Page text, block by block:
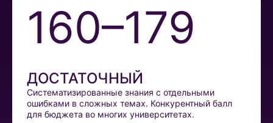
160–179
ДОСТАТОЧНЫЙ
Систематизированные знания с отдельными
ошибками в сложных темах. Конкурентный балл
для бюджета во многих университетах.